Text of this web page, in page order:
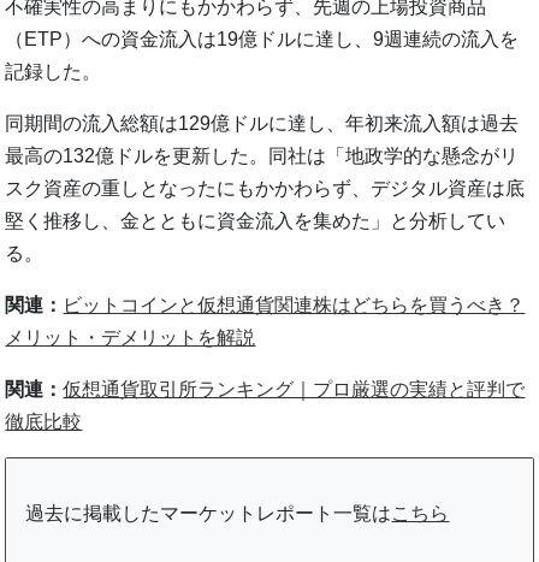
不確実性の高まりにもかかわらず、先週の上場投資商品
（ETP）への資金流入は19億ドルに達し、9週連続の流入を
記録した。
同期間の流入総額は129億ドルに達し、年初来流入額は過去
最高の132億ドルを更新した。同社は「地政学的な懸念がリ
スク資産の重しとなったにもかかわらず、デジタル資産は底
堅く推移し、金とともに資金流入を集めた」と分析してい
る。
関連： ビットコインと仮想通貨関連株はどちらを買うべき？
メリット・デメリットを解説
関連：仮想通貨取引所ランキング｜プロ厳選の実績と評判で
徹底比較
過去に掲載したマーケットレポート一覧はこちら